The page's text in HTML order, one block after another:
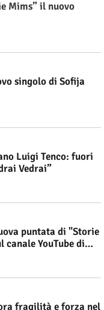
Mims” il nuovo
singolo di Sofija
Luigi Tenco: fuori
Vedrai”
puntata di "Storie
YouTube di
fragilità e forza nel